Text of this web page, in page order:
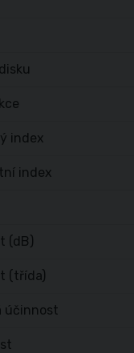
index
index
(dB)
(třída)
účinnost